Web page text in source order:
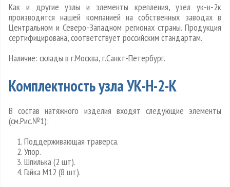
Как и другие узлы и элементы крепления, узел ук-н-2к
производится нашей компанией на собственных заводах в
Центральном и Северо-Западном регионах страны. Продукция
сертифицирована, соответствует российским стандартам.
Наличие: склады в г.Москва, г.Санкт-Петербург.
Комплектность узла УК-Н-2-К
В состав натяжного изделия входят следующие элементы
(см.Рис.№1):
Поддерживающая траверса.
Упор.
Шпилька (2 шт).
Гайка М12 (8 шт).